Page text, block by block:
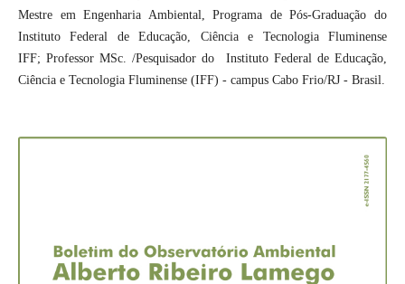
Mestre em Engenharia Ambiental, Programa de Pós-Graduação do
Instituto Federal de Educação, Ciência e Tecnologia Fluminense
IFF; Professor MSc. /Pesquisador do Instituto Federal de Educação,
Ciência e Tecnologia Fluminense (IFF) - campus Cabo Frio/RJ - Brasil.